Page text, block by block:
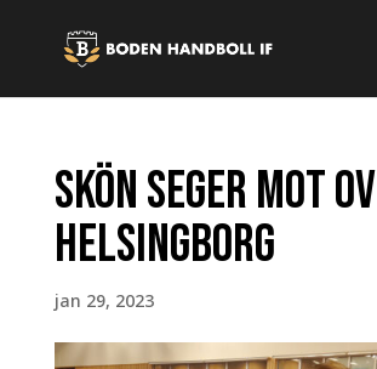
SKÖN SEGER MOT OV
HELSINGBORG
jan 29, 2023